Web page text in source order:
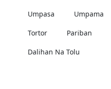
Umpasa Umpama
Tortor Pariban
Dalihan Na Tolu